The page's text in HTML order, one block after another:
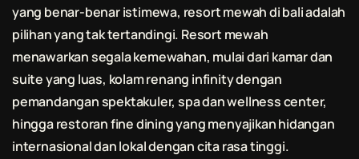
yang benar-benar istimewa, resort mewah dibaliadalah
pilihan yang tak tertandingi. Resort mewah
menawarkan segala kemewahan, mulai dari kamar dan
suite yang luas, kolam renang infinity dengan
pemandangan spektakuler, spa dan wellness center,
hingga restoran fine dining yang menyajikan hidangan
internasional dan lokal dengan cita rasa tinggi.